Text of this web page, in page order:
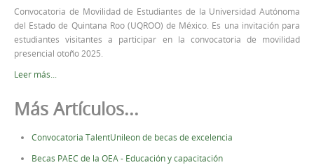
Convocatoria de Movilidad de Estudiantes de la Universidad Autónoma
del Estado de Quintana Roo (UQROO) de México. Es una invitación para
estudiantes visitantes a participar en la convocatoria de movilidad
presencial otoño 2025.
Leer más...
Más Artículos...
Convocatoria TalentUnileon de becas de excelencia
Becas PAEC de la OEA - Educación y capacitación